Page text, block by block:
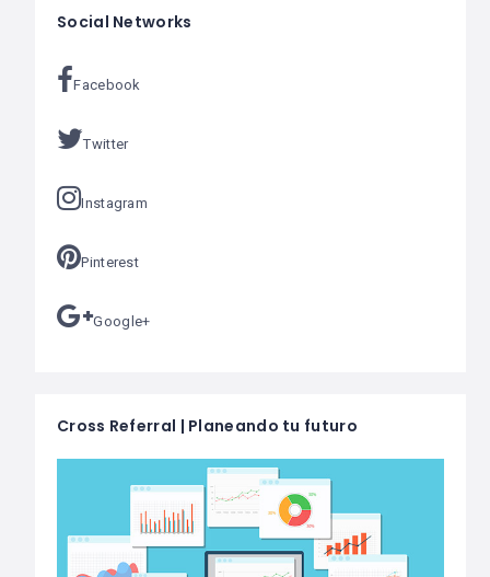
Social Networks
Facebook
Twitter
Instagram
Pinterest
Google+
Cross Referral | Planeando tu futuro